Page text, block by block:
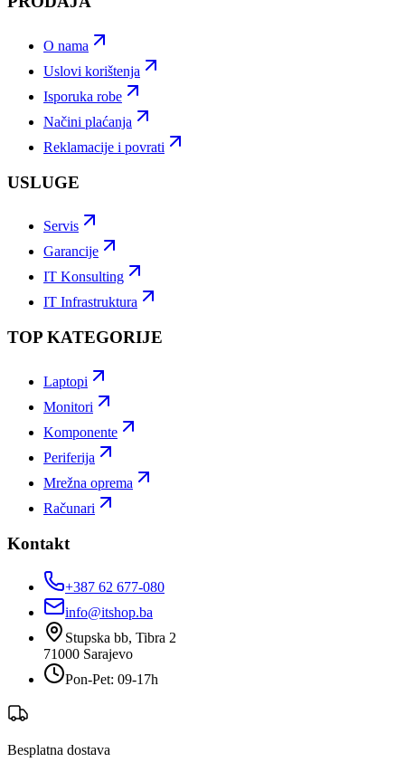
O nama
Uslovi korištenja
Isporuka robe
Načini plaćanja
Reklamacije i povrati
USLUGE
Servis
Garancije
IT Konsulting
IT Infrastruktura
TOP KATEGORIJE
Laptopi
Monitori
Komponente
Periferija
Mrežna oprema
Računari
Kontakt
+387 62 677-080
info@itshop.ba
Stupska bb, Tibra 2
71000 Sarajevo
Pon-Pet: 09-17h
Besplatna dostava